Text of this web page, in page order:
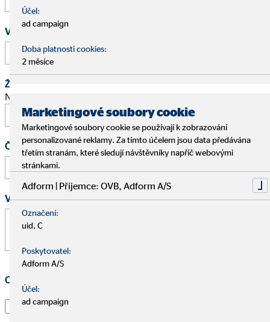
Vaše telefonní číslo
Žádost o schůzku
Navrhněte prosím termín osobního pohovoru.
Čas
Vaše zpráva*
Ochrana osobních údajů
Souhlasím s tím, že kontaktní údaje a přiřazení všech
Účel:
ad campaign
Doba platnosti cookies:
2 měsíce
Marketingové soubory cookie
Marketingové soubory cookie se používají k zobrazování
personalizované reklamy. Za tímto účelem jsou data předávána
třetím stranám, které sledují návštěvníky napříč webovými
stránkami.
Adform | Příjemce: OVB, Adform A/S
Označení:
uid, C
Poskytovatel:
Adform A/S
Účel:
ad campaign